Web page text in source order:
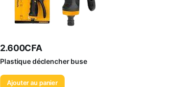
2.600CFA
Plastique déclencher buse
Ajouter au panier